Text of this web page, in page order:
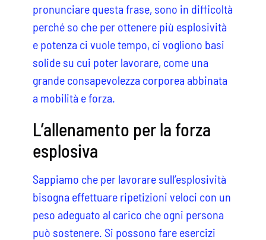
pronunciare questa frase, sono in difficoltà
perché so che per ottenere più esplosività
e potenza ci vuole tempo, ci vogliono basi
solide su cui poter lavorare, come una
grande consapevolezza corporea abbinata
a mobilità e forza.
L’allenamento per la forza
esplosiva
Sappiamo che per lavorare sull’esplosività
bisogna effettuare ripetizioni veloci con un
peso adeguato al carico che ogni persona
può sostenere. Si possono fare esercizi